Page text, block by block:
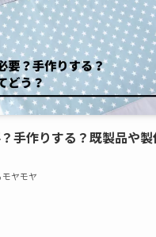
手作りする？既製品や
ヤモヤ